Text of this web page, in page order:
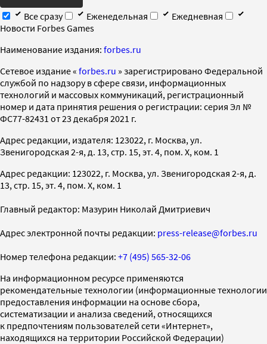
Все сразу
Еженедельная
Ежедневная
Новости Forbes Games
Наименование издания: forbes.ru
Cетевое издание « forbes.ru » зарегистрировано Федеральной
службой по надзору в сфере связи, информационных
технологий и массовых коммуникаций, регистрационный
номер и дата принятия решения о регистрации: серия Эл №
ФС77-82431 от 23 декабря 2021 г.
Адрес редакции, издателя: 123022, г. Москва, ул.
Звенигородская 2-я, д. 13, стр. 15, эт. 4, пом. X, ком. 1
Адрес редакции: 123022, г. Москва, ул. Звенигородская 2-я, д.
13, стр. 15, эт. 4, пом. X, ком. 1
Главный редактор: Мазурин Николай Дмитриевич
Адрес электронной почты редакции: press-release@forbes.ru
Номер телефона редакции: +7 (495) 565-32-06
На информационном ресурсе применяются
рекомендательные технологии (информационные технологии
предоставления информации на основе сбора,
систематизации и анализа сведений, относящихся
к предпочтениям пользователей сети «Интернет»,
находящихся на территории Российской Федерации)